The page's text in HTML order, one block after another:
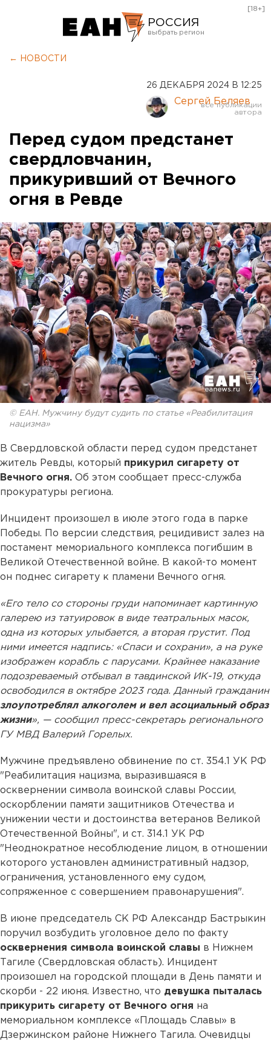
РОССИЯ
Курган
Оренбург
[18+]
← НОВОСТИ
26 ДЕКАБРЯ 2024 В 12:25
Сергей Беляев
Перед судом предстанет
свердловчанин,
прикуривший от Вечного
огня в Ревде
© ЕАН. Мужчину будут судить по статье «Реабилитация
нацизма»
В Свердловской области перед судом предстанет
житель Ревды, который прикурил сигарету от
Вечного огня. Об этом сообщает пресс-служба
прокуратуры региона.
Инцидент произошел в июле этого года в парке
Победы. По версии следствия, рецидивист залез на
постамент мемориального комплекса погибшим в
Великой Отечественной войне. В какой-то момент
он поднес сигарету к пламени Вечного огня.
«Его тело со стороны груди напоминает картинную
галерею из татуировок в виде театральных масок,
одна из которых улыбается, а вторая грустит. Под
ними имеется надпись: «Спаси и сохрани», а на руке
изображен корабль с парусами. Крайнее наказание
подозреваемый отбывал в тавдинской ИК-19, откуда
освободился в октябре 2023 года. Данный гражданин
злоупотреблял алкоголем и вел асоциальный образ
жизни», — сообщил пресс-секретарь регионального
ГУ МВД Валерий Горелых.
Мужчине предъявлено обвинение по ст. 354.1 УК РФ
"Реабилитация нацизма, выразившаяся в
осквернении символа воинской славы России,
оскорблении памяти защитников Отечества и
унижении чести и достоинства ветеранов Великой
Отечественной Войны", и ст. 314.1 УК РФ
"Неоднократное несоблюдение лицом, в отношении
которого установлен административный надзор,
ограничения, установленного ему судом,
сопряженное с совершением правонарушения".
В июне председатель СК РФ Александр Бастрыкин
поручил возбудить уголовное дело по факту
осквернения символа воинской славы в Нижнем
Тагиле (Свердловская область). Инцидент
произошел на городской площади в День памяти и
скорби - 22 июня. Известно, что девушка пыталась
прикурить сигарету от Вечного огня на
мемориальном комплексе «Площадь Славы» в
Дзержинском районе Нижнего Тагила. Очевидцы